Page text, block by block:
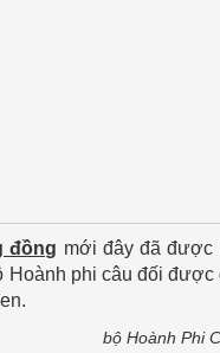
đồng mới đây đã được
Hoành phi câu đối